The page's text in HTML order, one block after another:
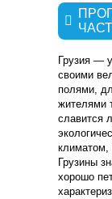
Грузия —
своими
полями,
жителями
славится
климатом,
Грузины
хорошо